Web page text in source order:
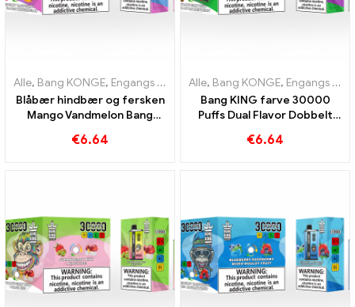
Alle, Bang KONGE, Engangs e-cigaretter Litauen ,Engangs e-
Blåbær hindbær og fersken
Mango Vandmelon Bang
ENGANGS E-CIGARETER
€6.64
Alle, Bang KONGE, Engangs e-cigaretter Litauen
Bang KING farve 30000
Puffs Dual Flavor Dobbelt
Kiwi og Sour Apple
€6.64